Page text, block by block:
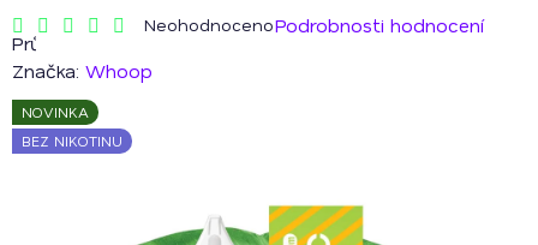
Průměrné
hodnocení
produktu
je
0,0
5
NeohodnocenoPodrobnosti hodnocení
Značka: Whoop
NOVINKA
BEZ NIKOTINU